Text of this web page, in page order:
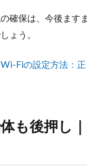
確保は、今後ます
ょう。
Fiの設定方法：
も後押し